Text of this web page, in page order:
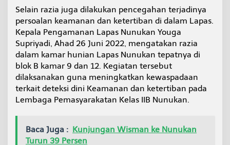
k
a
n
B
e
d
a
b
e
a
T
e
Selain razia juga dilakukan pencegahan terjadinya
persoalan keamanan dan ketertiban di dalam Lapas.
Kepala Pengamanan Lapas Nunukan Youga
Supriyadi, Ahad 26 Juni 2022, mengatakan razia
dalam kamar hunian Lapas Nunukan tepatnya di
blok B kamar 9 dan 12. Kegiatan tersebut
dilaksanakan guna meningkatkan kewaspadaan
terkait deteksi dini Keamanan dan ketertiban pada
Lembaga Pemasyarakatan Kelas IIB Nunukan.
Baca Juga : Kunjungan Wisman ke Nunukan
Turun 39 Persen